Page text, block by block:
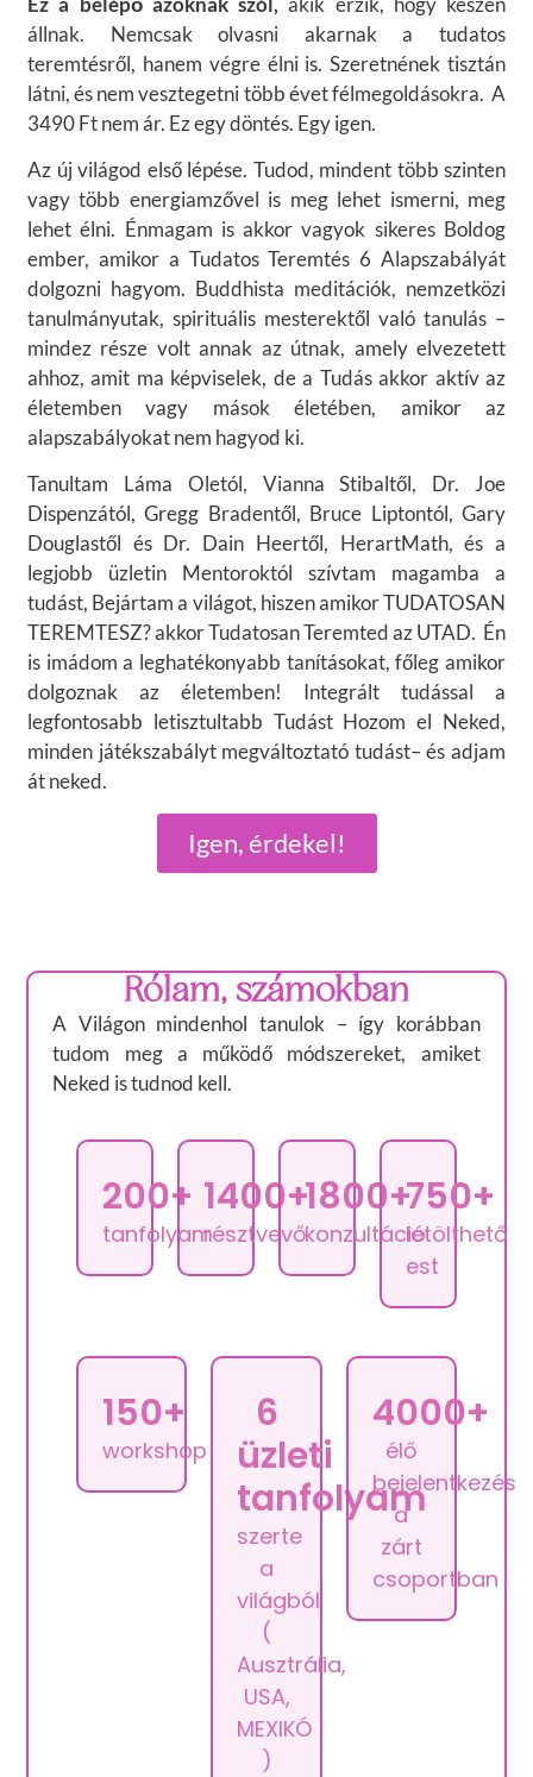
Igen, érdekel!
állnak. Nemcsak olvasni akarnak a tudatos
teremtésről, hanem végre élni is. Szeretnének tisztán
látni, és nem vesztegetni több évet félmegoldásokra. A
3490 Ft nem ár. Ez egy döntés. Egy igen.
Az új világod első lépése. Tudod, mindent több szinten
vagy több energiamzővel is meg lehet ismerni, meg
lehet élni. Énmagam is akkor vagyok sikeres Boldog
ember, amikor a Tudatos Teremtés 6 Alapszabályát
dolgozni hagyom. Buddhista meditációk, nemzetközi
tanulmányutak, spirituális mesterektől való tanulás –
mindez része volt annak az útnak, amely elvezetett
ahhoz, amit ma képviselek, de a Tudás akkor aktív az
életemben vagy mások életében, amikor az
alapszabályokat nem hagyod ki.
Tanultam Láma Oletól, Vianna Stibaltől, Dr. Joe
Dispenzától, Gregg Bradentől, Bruce Liptontól, Gary
Douglastől és Dr. Dain Heertől, HerartMath, és a
legjobb üzletin Mentoroktól szívtam magamba a
tudást, Bejártam a világot, hiszen amikor TUDATOSAN
TEREMTESZ? akkor Tudatosan Teremted az UTAD. Én
is imádom a leghatékonyabb tanításokat, főleg amikor
dolgoznak az életemben! Integrált tudással a
legfontosabb letisztultabb Tudást Hozom el Neked,
minden játékszabályt megváltoztató tudást– és adjam
át neked.
Rólam, számokban
A Világon mindenhol tanulok – így korábban
tudom meg a működő módszereket, amiket
Neked is tudnod kell.
200+
tanfolyam
1400+
résztvevő
1800+
konzultáció
750+
letölthető
est
150+
workshop
6
üzleti
tanfolyam
szerte
a
világból
(
Ausztrália,
USA,
MEXIKÓ
)
4000+
élő
bejelentkezés
a
zárt
csoportban